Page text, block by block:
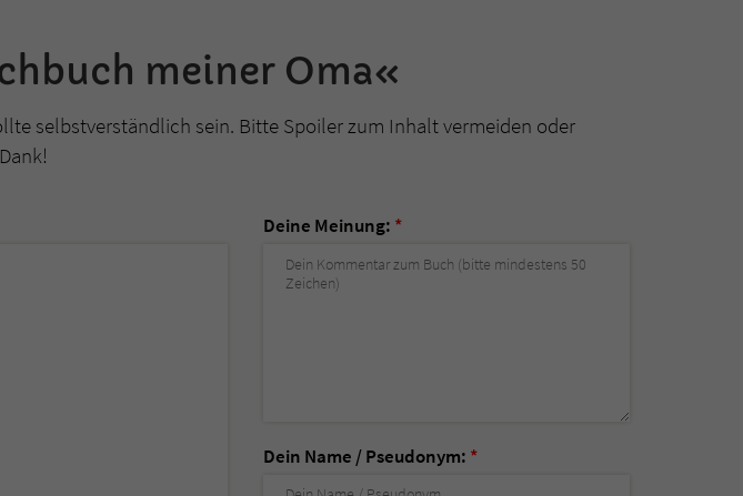
meiner Oma«
selbstverständlich sein. Bitte Spoiler zum Inhalt vermeiden oder
Deine Meinung: *
Dein Name / Pseudonym: *